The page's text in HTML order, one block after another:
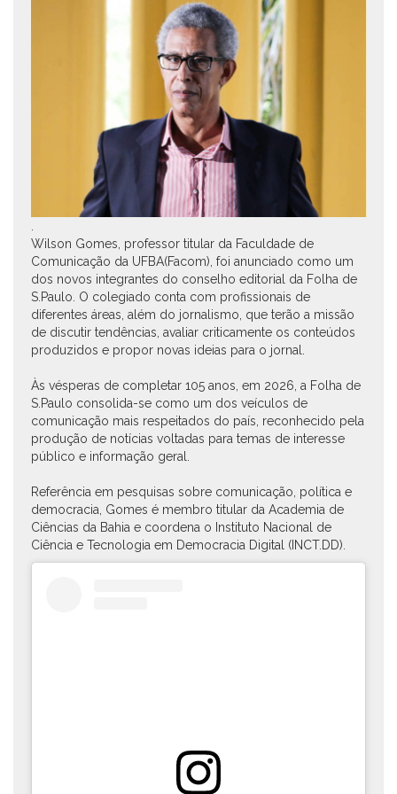
Wilson Gomes, professor titular da Faculdade de
Comunicação da UFBA(Facom), foi anunciado como um
dos novos integrantes do conselho editorial da Folha de
S.Paulo. O colegiado conta com profissionais de
diferentes áreas, além do jornalismo, que terão a missão
de discutir tendências, avaliar criticamente os conteúdos
produzidos e propor novas ideias para o jornal.
Às vésperas de completar 105 anos, em 2026, a Folha de
S.Paulo consolida-se como um dos veículos de
comunicação mais respeitados do país, reconhecido pela
produção de notícias voltadas para temas de interesse
público e informação geral.
Referência em pesquisas sobre comunicação, política e
democracia, Gomes é membro titular da Academia de
Ciências da Bahia e coordena o Instituto Nacional de
Ciência e Tecnologia em Democracia Digital (INCT.DD).